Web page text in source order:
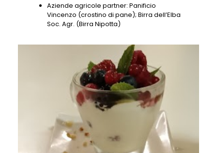
Aziende agricole partner: Panificio
Vincenzo (crostino di pane); Birra dell’Elba
Soc. Agr. (Birra Nipotta)